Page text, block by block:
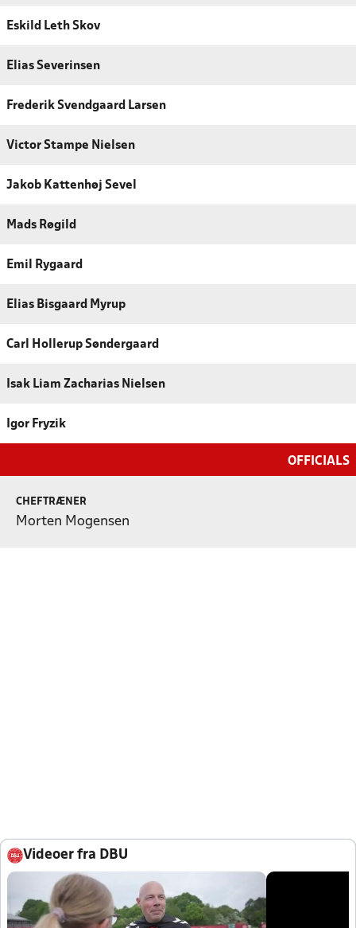
Eskild Leth Skov
Elias Severinsen
Frederik Svendgaard Larsen
Victor Stampe Nielsen
Jakob Kattenhøj Sevel
Mads Røgild
Emil Rygaard
Elias Bisgaard Myrup
Carl Hollerup Søndergaard
Isak Liam Zacharias Nielsen
Igor Fryzik
OFFICIALS
CHEFTRÆNER
Morten Mogensen
Videoer fra DBU